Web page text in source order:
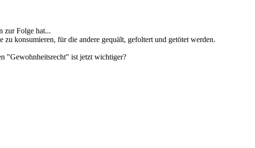
zur Folge hat...
konsumieren, für die andere gequält, gefoltert und getötet werden.
"Gewohnheitsrecht" ist jetzt wichtiger?